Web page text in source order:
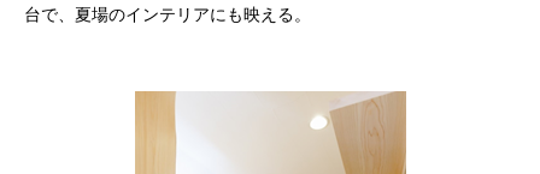
台で、夏場のインテリアにも映える。